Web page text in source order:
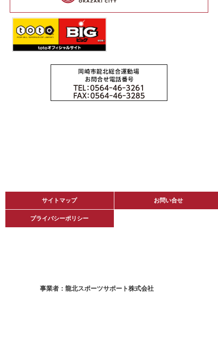
サイトマップ お問い合せ
プライバシーポリシー
サイトマップ お問い合せ
プライバシーポリシー
龍北スポーツサポート株式会社